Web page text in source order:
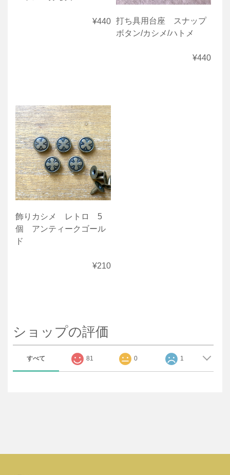
¥440
打ち具用台座 スナップ
ボタン/カシメ/ハトメ
¥440
飾りカシメ レトロ 5
個 アンティークゴール
ド
¥210
ショップの評価
すべて 81 0 1